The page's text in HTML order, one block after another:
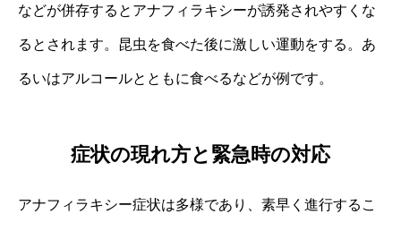
などが併存するとアナフィラキシーが誘発されやすくな
るとされます。昆虫を食べた後に激しい運動をする。あ
るいはアルコールとともに食べるなどが例です。
症状の現れ方と緊急時の対応
アナフィラキシー症状は多様であり、素早く進行するこ